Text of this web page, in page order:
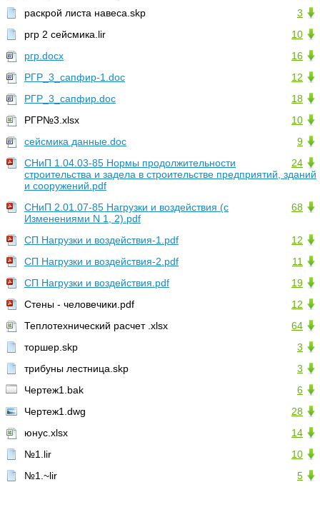
3
раскрой листа навеса.skp
10
ргр 2 сейсмика.lir
16
ргр.docx
12
РГР_3_сапфир-1.doc
18
РГР_3_сапфир.doc
10
РГР№3.xlsx
9
сейсмика данные.doc
24
СНиП 1.04.03-85 Нормы продолжительности
строительства и задела в строительстве предприятий, зданий
и сооружений.pdf
68
СНиП 2.01.07-85 Нагрузки и воздействия (с
Изменениями N 1, 2).pdf
12
СП Нагрузки и воздействия-1.pdf
11
СП Нагрузки и воздействия-2.pdf
19
СП Нагрузки и воздействия.pdf
12
Стены - человечики.pdf
64
Теплотехнический расчет .xlsx
3
торшер.skp
3
трибуны лестница.skp
6
Чертеж1.bak
28
Чертеж1.dwg
14
юнус.xlsx
10
№1.lir
5
№1.~lir